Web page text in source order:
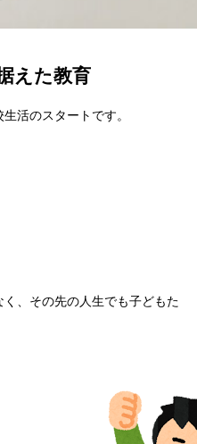
えた教育
活のスタートです。
、その先の人生でも子どもた